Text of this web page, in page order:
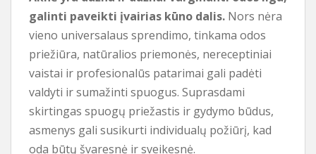
galinti paveikti įvairias kūno dalis. Nors nėra
vieno universalaus sprendimo, tinkama odos
priežiūra, natūralios priemonės, nereceptiniai
vaistai ir profesionalūs patarimai gali padėti
valdyti ir sumažinti spuogus. Suprasdami
skirtingas spuogų priežastis ir gydymo būdus,
asmenys gali susikurti individualų požiūrį, kad
oda būtų švaresnė ir sveikesnė.